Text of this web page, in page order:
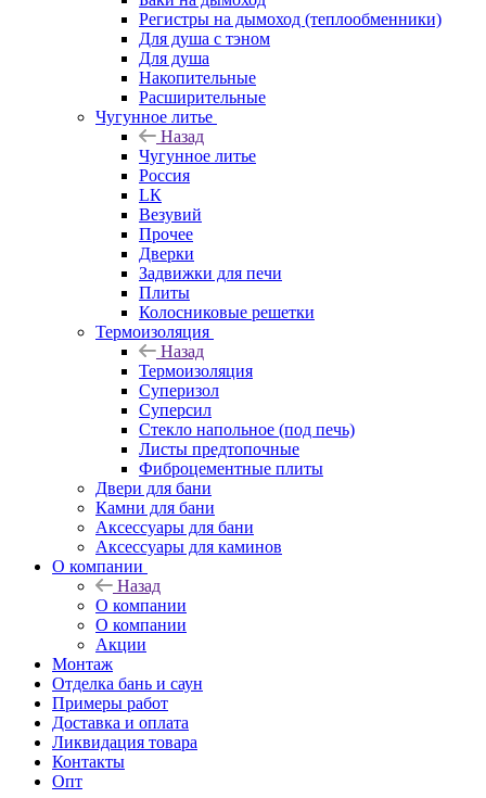
Регистры на дымоход (теплообменники)
Для душа с тэном
Для душа
Накопительные
Расширительные
Чугунное литье
Назад
Чугунное литье
Россия
LК
Везувий
Прочее
Дверки
Задвижки для печи
Плиты
Колосниковые решетки
Термоизоляция
Назад
Термоизоляция
Суперизол
Суперсил
Стекло напольное (под печь)
Листы предтопочные
Фиброцементные плиты
Двери для бани
Камни для бани
Аксессуары для бани
Аксессуары для каминов
О компании
Назад
О компании
О компании
Акции
Монтаж
Отделка бань и саун
Примеры работ
Доставка и оплата
Ликвидация товара
Контакты
Опт